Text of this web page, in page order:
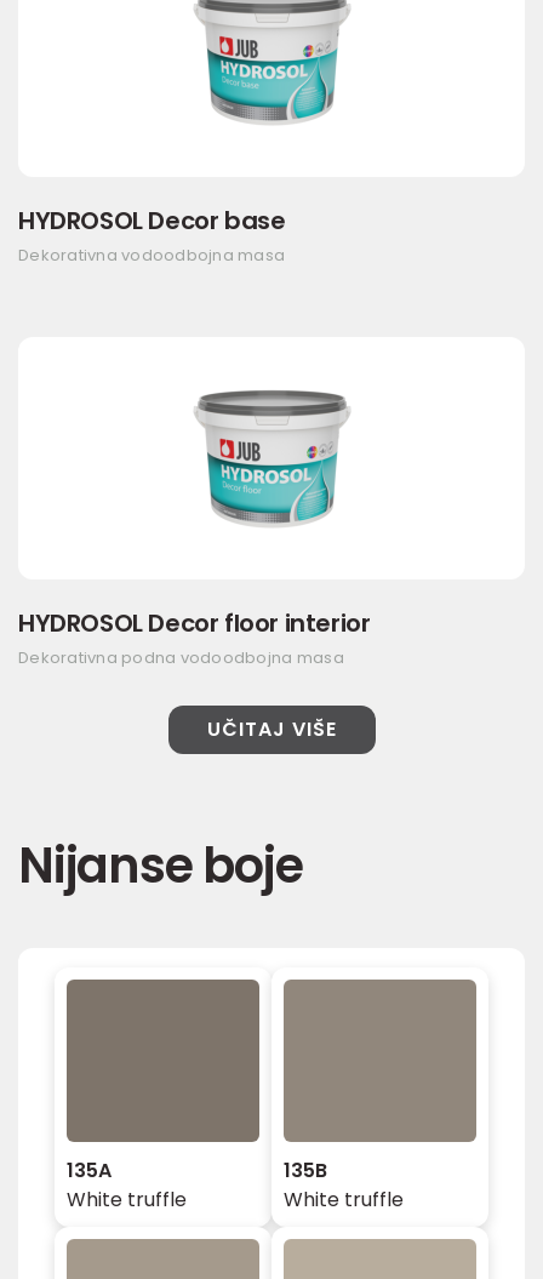
HYDROSOL Decor base
Dekorativna vodoodbojna masa
HYDROSOL Decor floor interior
Dekorativna podna vodoodbojna masa
UČITAJ VIŠE
Nijanse boje
135A
White truffle
135B
White truffle